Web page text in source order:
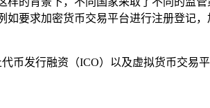
要求加密货币交易平台进行注册登
币发行融资（ICO）以及虚拟货币交易